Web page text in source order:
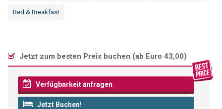
Bed & Breakfast
Jetzt zum besten Preis buchen (ab Euro 43,00)
Verfügbarkeit anfragen
Jetzt Buchen!